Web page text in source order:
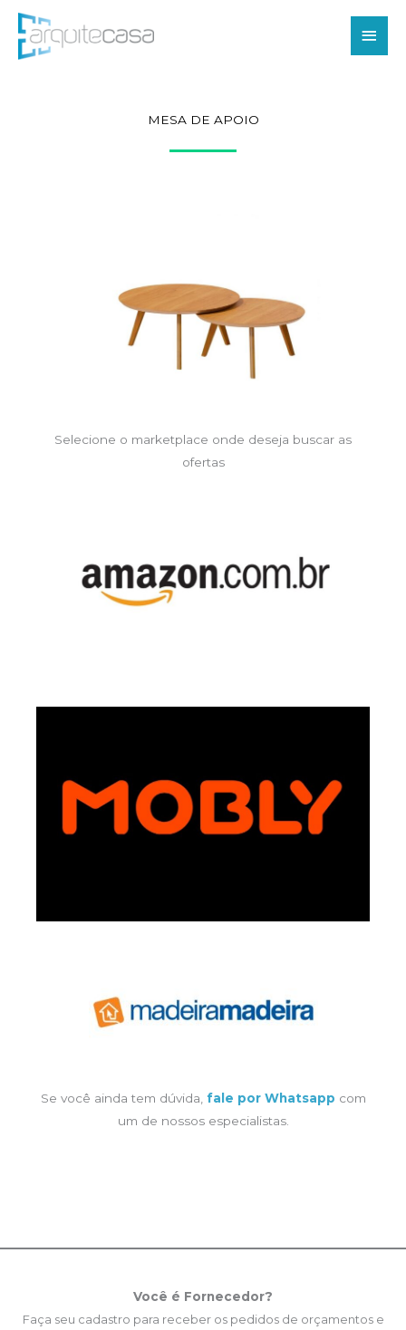
para
MESA DE APOIO
Selecione o marketplace onde deseja buscar as
ofertas
Se você ainda tem dúvida, fale por Whatsapp com
um de nossos especialistas.
Você é Fornecedor?
Faça seu cadastro para receber os pedidos de orçamentos e